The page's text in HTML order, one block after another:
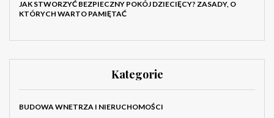
JAK STWORZYĆ BEZPIECZNY POKÓJ DZIECIĘCY? ZASADY, O
KTÓRYCH WARTO PAMIĘTAĆ
Kategorie
BUDOWA WNETRZA I NIERUCHOMOŚCI